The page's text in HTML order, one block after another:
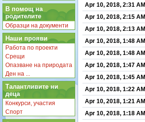
В помощ на
родителите
Образци на документи
Наши прояви
Работа по проекти
Срещи
Опазване на природата
Ден на ...
Талантливите ни
деца
Конкурси, участия
Спорт
Apr 10, 2018, 2:31 AM
Apr 10, 2018, 2:15 AM
Apr 10, 2018, 2:13 AM
Apr 10, 2018, 1:48 AM
Apr 10, 2018, 1:48 AM
Apr 10, 2018, 1:47 AM
Apr 10, 2018, 1:45 AM
Apr 10, 2018, 1:22 AM
Apr 10, 2018, 1:21 AM
Apr 10, 2018, 1:18 AM